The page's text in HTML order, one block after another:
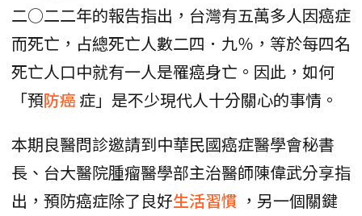
二○二二年的報告指出，台灣有五萬多人因癌症
而死亡，占總死亡人數二四．九％，等於每四名
死亡人口中就有一人是罹癌身亡。因此，如何
「預防癌 症」是不少現代人十分關心的事情。
本期良醫問診邀請到中華民國癌症醫學會秘書
長、台大醫院腫瘤醫學部主治醫師陳偉武分享指
出，預防癌症除了良好生活習慣 ，另一個關鍵